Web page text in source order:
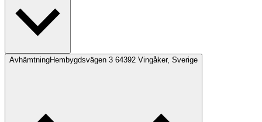
AvhämtningHembygdsvägen 3 64392 Vingåker, Sverige